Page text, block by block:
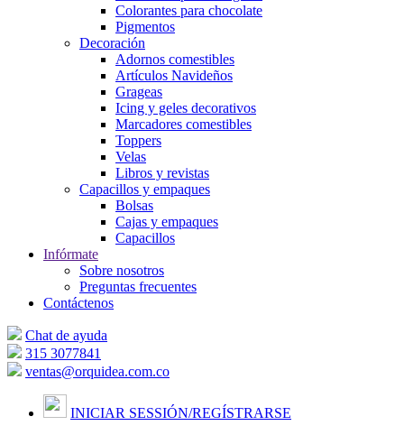
Colorantes para chocolate
Pigmentos
Decoración
Adornos comestibles
Artículos Navideños
Grageas
Icing y geles decorativos
Marcadores comestibles
Toppers
Velas
Libros y revistas
Capacillos y empaques
Bolsas
Cajas y empaques
Capacillos
Infórmate
Sobre nosotros
Preguntas frecuentes
Contáctenos
Chat de ayuda
315 3077841
ventas@orquidea.com.co
INICIAR SESSIÓN/REGÍSTRARSE